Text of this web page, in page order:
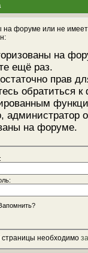
форуме или не
на
ещё раз.
прав
обратиться
администратор
на форуме.
необходимо